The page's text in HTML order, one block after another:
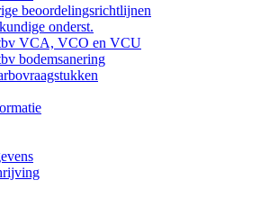
beoordelingsrichtlijnen
onderst.
VCA, VCO en VCU
bodemsanering